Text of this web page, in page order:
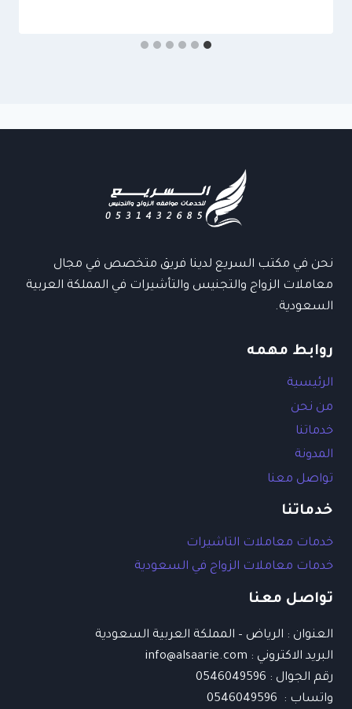
نحن في مكتب السريع لدينا فريق متخصص في مجال
معاملات الزواج والتجنيس والتأشيرات في المملكة العربية
السعودية.
روابط مهمه
الرئيسية
من نحن
خدماتنا
المدونة
تواصل معنا
خدماتنا
خدمات معاملات التاشيرات
خدمات معاملات الزواج في السعودية
تواصل معنا
العنوان : الرياض – المملكة العربية السعودية
البريد الاكتروني : info@alsaarie.com​
رقم الجوال : 0546049596
واتساب : 0546049596